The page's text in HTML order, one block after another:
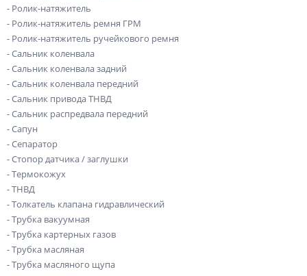
- Ролик-натяжитель
- Ролик-натяжитель ремня ГРМ
- Ролик-натяжитель ручейкового ремня
- Сальник коленвала
- Сальник коленвала задний
- Сальник коленвала передний
- Сальник привода ТНВД
- Сальник распредвала передний
- Сапун
- Сепаратор
- Стопор датчика / заглушки
- Термокожух
- ТНВД
- Толкатель клапана гидравлический
- Трубка вакуумная
- Трубка картерных газов
- Трубка масляная
- Трубка масляного щупа